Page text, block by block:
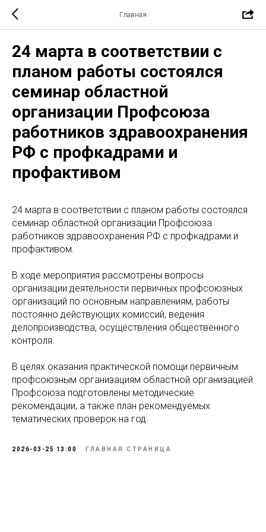
Главная
24 марта в соответствии с
планом работы состоялся
семинар областной
организации Профсоюза
работников здравоохранения
РФ с профкадрами и
профактивом
24 марта в соответствии с планом работы состоялся
семинар областной организации Профсоюза
работников здравоохранения РФ с профкадрами и
профактивом.
В ходе мероприятия рассмотрены вопросы
организации деятельности первичных профсоюзных
организаций по основным направлениям, работы
постоянно действующих комиссий, ведения
делопроизводства, осуществления общественного
контроля.
В целях оказания практической помощи первичным
профсоюзным организациям областной организацией
Профсоюза подготовлены методические
рекомендации, а также план рекомендуемых
тематических проверок на год.
2026-03-25 13:00 ГЛАВНАЯ СТРАНИЦА